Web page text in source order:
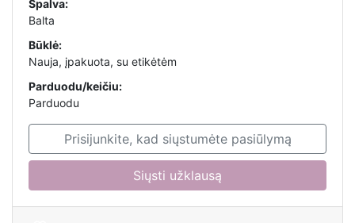
Spalva:
Balta
Būklė:
Nauja, įpakuota, su etikėtėm
Parduodu/keičiu:
Parduodu
Prisijunkite, kad siųstumėte pasiūlymą
Siųsti užklausą